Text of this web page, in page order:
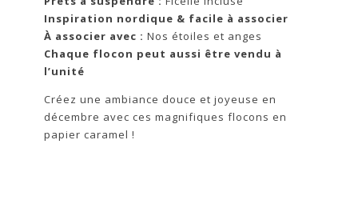
Inspiration nordique & facile à associer
À associer avec : Nos étoiles et anges
Chaque flocon peut aussi être vendu à
l’unité
Créez une ambiance douce et joyeuse en
décembre avec ces magnifiques flocons en
papier caramel !